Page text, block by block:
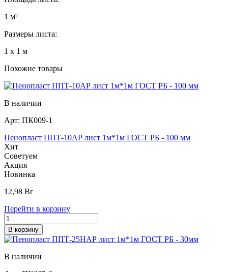
1 м²
Размеры листа:
1 х 1 м
Похожие товары
В наличии
Арт: ПК009-1
Пенопласт ППТ-10АР лист 1м*1м ГОСТ РБ - 100 мм
Хит
Советуем
Акция
Новинка
12,98 Br
Перейти в корзину
В корзину
В наличии